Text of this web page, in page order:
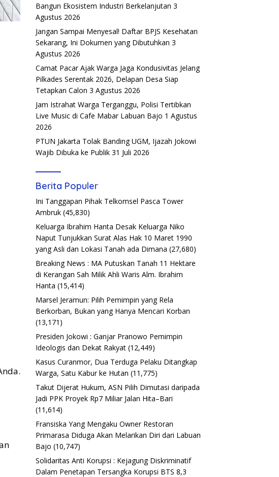
Bangun Ekosistem Industri Berkelanjutan 3
Agustus 2026
Jangan Sampai Menyesal! Daftar BPJS Kesehatan
Sekarang, Ini Dokumen yang Dibutuhkan 3
Agustus 2026
Camat Pacar Ajak Warga Jaga Kondusivitas Jelang
Pilkades Serentak 2026, Delapan Desa Siap
Tetapkan Calon 3 Agustus 2026
Jam Istrahat Warga Terganggu, Polisi Tertibkan
Live Music di Cafe Mabar Labuan Bajo 1 Agustus
2026
PTUN Jakarta Tolak Banding UGM, Ijazah Jokowi
Wajib Dibuka ke Publik 31 Juli 2026
Berita Populer
Ini Tanggapan Pihak Telkomsel Pasca Tower
Ambruk (45,830)
Keluarga Ibrahim Hanta Desak Keluarga Niko
Naput Tunjukkan Surat Alas Hak 10 Maret 1990
yang Asli dan Lokasi Tanah ada Dimana (27,680)
Breaking News : MA Putuskan Tanah 11 Hektare
di Kerangan Sah Milik Ahli Waris Alm. Ibrahim
Hanta (15,414)
Marsel Jeramun: Pilih Pemimpin yang Rela
Berkorban, Bukan yang Hanya Mencari Korban
(13,171)
Presiden Jokowi : Ganjar Pranowo Pemimpin
Ideologis dan Dekat Rakyat (12,449)
Kasus Curanmor, Dua Terduga Pelaku Ditangkap
Warga, Satu Kabur ke Hutan (11,775)
Takut Dijerat Hukum, ASN Pilih Dimutasi daripada
Jadi PPK Proyek Rp7 Miliar Jalan Hita–Bari
(11,614)
Fransiska Yang Mengaku Owner Restoran
Primarasa Diduga Akan Melarikan Diri dari Labuan
Bajo (10,747)
Solidaritas Anti Korupsi : Kejagung Diskriminatif
Dalam Penetapan Tersangka Korupsi BTS 8,3